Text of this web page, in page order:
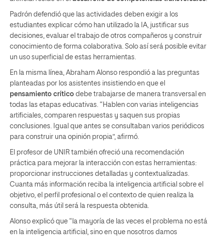
Padrón defendió que las actividades deben exigir a los
estudiantes explicar cómo han utilizado la IA, justificar sus
decisiones, evaluar el trabajo de otros compañeros y construir
conocimiento de forma colaborativa. Solo así será posible evitar
un uso superficial de estas herramientas.
En la misma línea, Abraham Alonso respondió a las preguntas
planteadas por los asistentes insistiendo en que el
pensamiento crítico debe trabajarse de manera transversal en
todas las etapas educativas. “Hablen con varias inteligencias
artificiales, comparen respuestas y saquen sus propias
conclusiones. Igual que antes se consultaban varios periódicos
para construir una opinión propia”, afirmó.
El profesor de UNIR también ofreció una recomendación
práctica para mejorar la interacción con estas herramientas:
proporcionar instrucciones detalladas y contextualizadas.
Cuanta más información reciba la inteligencia artificial sobre el
objetivo, el perfil profesional o el contexto de quien realiza la
consulta, más útil será la respuesta obtenida.
Alonso explicó que “la mayoría de las veces el problema no está
en la inteligencia artificial, sino en que nosotros damos